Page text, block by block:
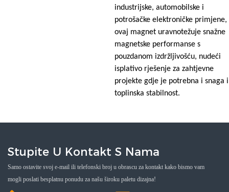
industrijske, automobilske i
potrošačke elektroničke primjene,
ovaj magnet uravnotežuje snažne
magnetske performanse s
pouzdanom izdržljivošću, nudeći
isplativo rješenje za zahtjevne
projekte gdje je potrebna i snaga i
toplinska stabilnost.
Stupite U Kontakt S Nama
Samo ostavite svoj e-mail ili telefonski broj u obrascu za kontakt kako bismo vam
mogli poslati besplatnu ponudu za našu široku paletu dizajna!